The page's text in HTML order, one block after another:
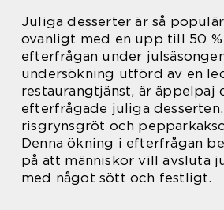
Juliga desserter är så
ovanligt med en upp till 50
efterfrågan under
undersökning utförd av en
restaurangtjänst, är äppelpaj
efterfrågade juliga
risgrynsgröt och
Denna ökning i efterfrågan
på att människor vill avsluta
med något sött och festligt.